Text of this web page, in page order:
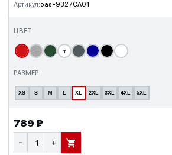
Артикул:oas-9327CA01
ЦВЕТ
т
РАЗМЕР
XS S M L XL 2XL 3XL 4XL 5XL
789 ₽
− + В КОРЗИНУ